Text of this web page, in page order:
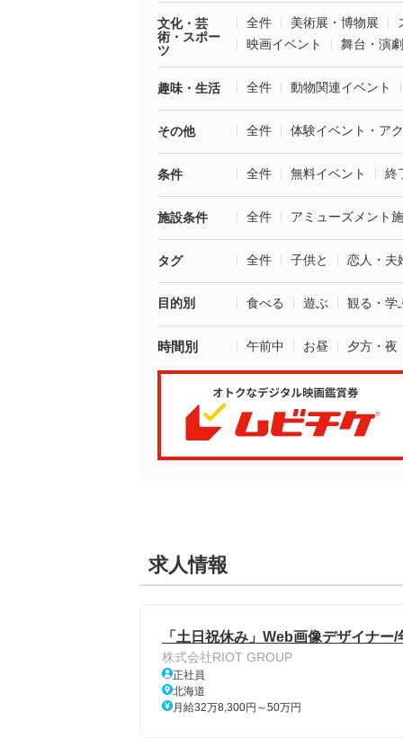
文化・芸
術・スポー
ツ
全件 美術展・博物展
映画イベント
舞台・演劇
趣味・生活 全件 動物関連イベント
その他 全件 体験イベント・ア
条件 全件 無料イベント 終
施設条件 全件 アミューズメント
タグ 全件 子供と 恋人・夫
目的別 食べる 遊ぶ 観る・学
時間別 午前中 お昼 夕方・夜
求人情報
「土日祝休み」Web画像デザイナー
株式会社RIOT GROUP
正社員
北海道
月給32万8,300円～50万円